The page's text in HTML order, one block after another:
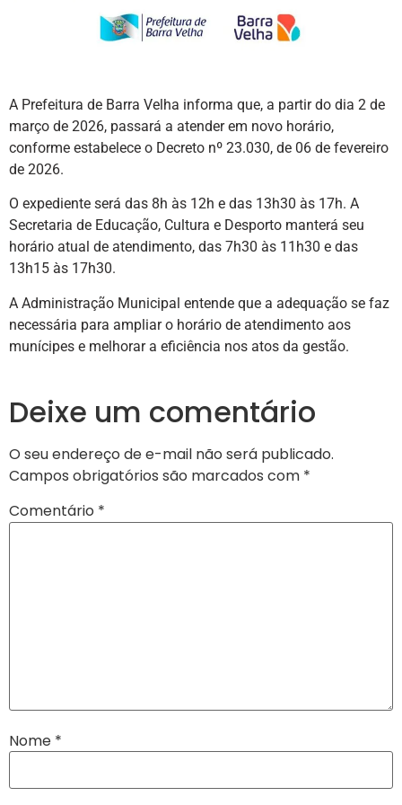
A Prefeitura de Barra Velha informa que, a partir do dia 2 de
março de 2026, passará a atender em novo horário,
conforme estabelece o Decreto nº 23.030, de 06 de fevereiro
de 2026.
O expediente será das 8h às 12h e das 13h30 às 17h. A
Secretaria de Educação, Cultura e Desporto manterá seu
horário atual de atendimento, das 7h30 às 11h30 e das
13h15 às 17h30.
A Administração Municipal entende que a adequação se faz
necessária para ampliar o horário de atendimento aos
munícipes e melhorar a eficiência nos atos da gestão.
Deixe um comentário
O seu endereço de e-mail não será publicado.
Campos obrigatórios são marcados com *
Comentário *
Nome *